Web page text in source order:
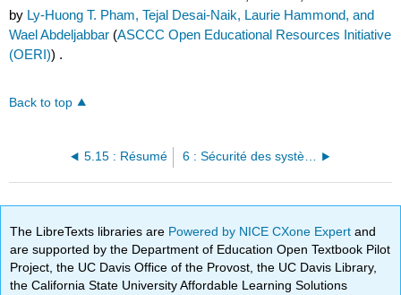
by Ly-Huong T. Pham, Tejal Desai-Naik, Laurie Hammond, and
Wael Abdeljabbar (ASCCC Open Educational Resources Initiative
(OERI)) .
Back to top
5.15 : Résumé 6 : Sécurité des systèmes d'information
The LibreTexts libraries are Powered by NICE CXone Expertand
are supported by the Department of Education Open Textbook Pilot
Project, the UC Davis Office of the Provost, the UC Davis Library,
the California State University Affordable Learning Solutions